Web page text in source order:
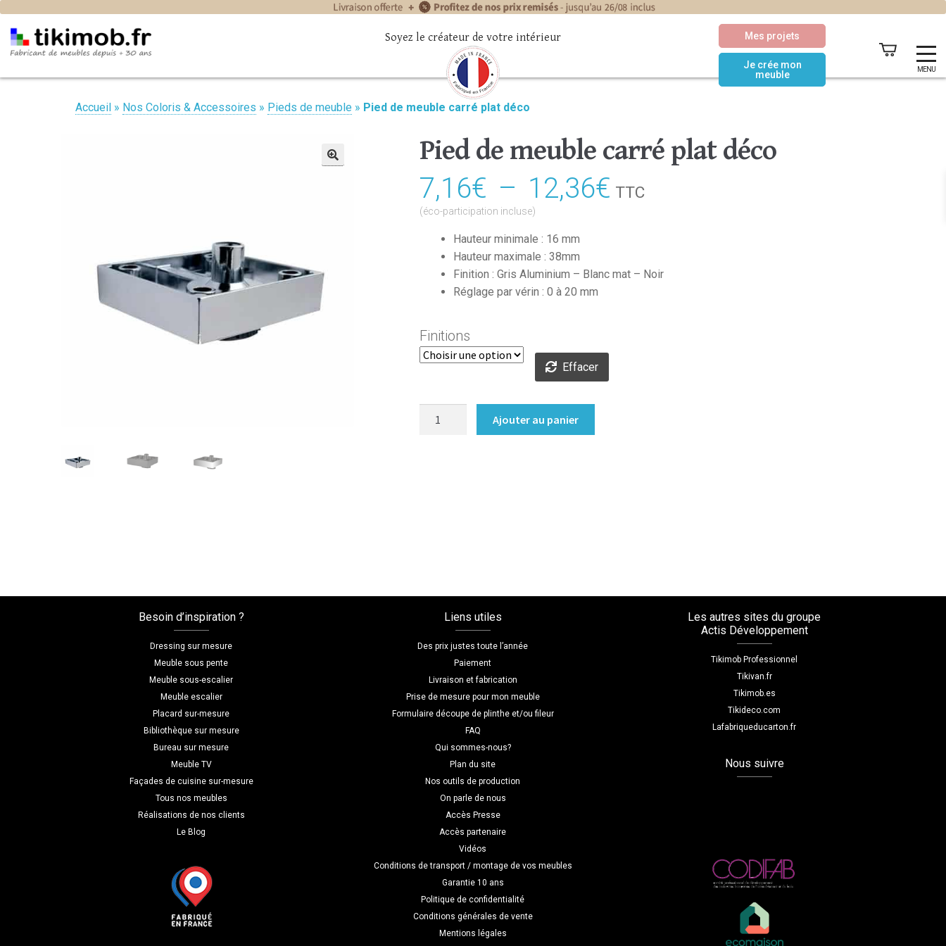
MENU
Mes projets
Je crée mon
meuble
Soyez le créateur de votre intérieur
Accueil » Nos Coloris & Accessoires » Pieds de meuble » Pied de meuble carré plat déco
Pied de meuble carré plat déco
7,16€ – 12,36€Plage
7,16€
TTC
(éco-participation incluse)
Hauteur minimale : 16 mm
Hauteur maximale : 38mm
Finition : Gris Aluminium – Blanc mat – Noir
Réglage par vérin : 0 à 20 mm
Finitions
Effacer
Ajouter au panier
Besoin d’inspiration ?
Dressing sur mesure
Meuble sous pente
Meuble sous-escalier
Meuble escalier
Placard sur-mesure
Bibliothèque sur mesure
Bureau sur mesure
Meuble TV
Façades de cuisine sur-mesure
Tous nos meubles
Réalisations de nos clients
Le Blog
Liens utiles
Des prix justes toute l’année
Paiement
Livraison et fabrication
Prise de mesure pour mon meuble
Formulaire découpe de plinthe et/ou fileur
FAQ
Qui sommes-nous?
Plan du site
Nos outils de production
On parle de nous
Accès Presse
Accès partenaire
Vidéos
Conditions de transport / montage de vos meubles
Garantie 10 ans
Politique de confidentialité
Conditions générales de vente
Mentions légales
Les autres sites du groupe
Actis Développement
Tikimob Professionnel
Tikivan.fr
Tikimob.es
Tikideco.com
Lafabriqueducarton.fr
Nous suivre